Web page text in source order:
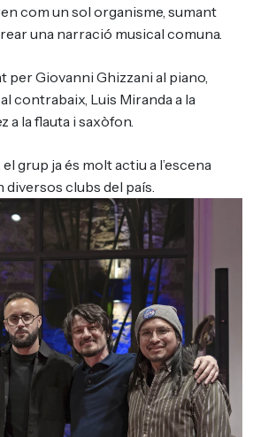
com un sol organisme, sumant
una narració musical comuna.
per Giovanni Ghizzani al piano,
contrabaix, Luis Miranda a la
a la flauta i saxòfon.
grup ja és molt actiu a l’escena
diversos clubs del país.